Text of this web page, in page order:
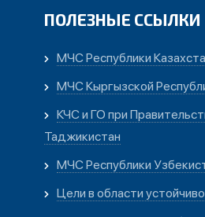
ПОЛЕЗНЫЕ ССЫЛКИ
МЧС Республики
МЧС Кыргызской
КЧС и ГО при
Таджикистан
МЧС Республики
Цели в области